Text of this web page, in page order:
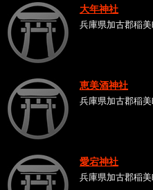
大年神社
兵庫県加古郡稲
恵美酒神社
兵庫県加古郡稲
愛宕神社
兵庫県加古郡稲